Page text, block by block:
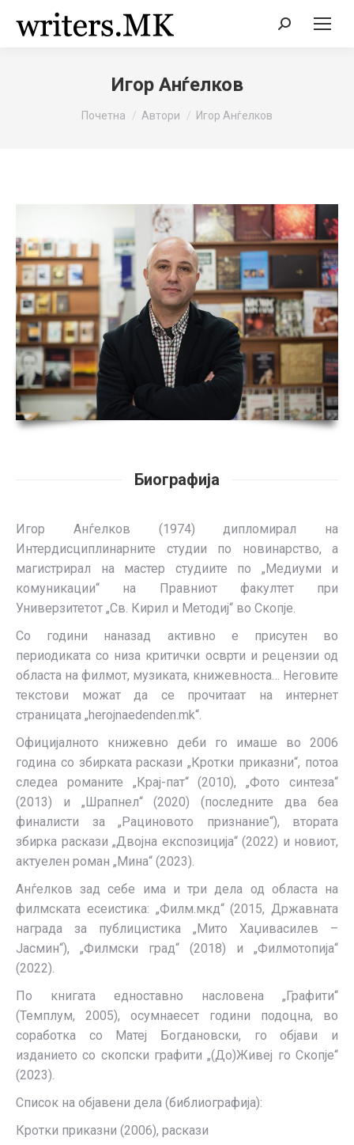
Search:
Игор Анѓелков
You are here:
Почетна Автори Игор Анѓелков
Биографија
Игор Анѓелков (1974) дипломирал на
Интердисциплинарните студии по новинарство, а
магистрирал на мастер студиите по „Медиуми и
комуникации“ на Правниот факултет при
Универзитетот „Св. Кирил и Методиј“ во Скопје.
Со години наназад активно е присутен во
периодиката со низа критички осврти и рецензии од
областа на филмот, музиката, книжевноста… Неговите
текстови можат да се прочитаат на интернет
страницата „herojnaedenden.mk“.
Официјалното книжевно деби го имаше во 2006
година со збирката раскази „Кротки приказни“, потоа
следеа романите „Крај-пат“ (2010), „Фото синтеза“
(2013) и „Шрапнел“ (2020) (последните два беа
финалисти за „Рациновото признание“), втората
збирка раскази „Двојна експозиција“ (2022) и новиот,
актуелен роман „Мина“ (2023).
Анѓелков зад себе има и три дела од областа на
филмската есеистика: „Филм.мкд“ (2015, Државната
награда за публицистика „Мито Хаџивасилев –
Јасмин“), „Филмски град“ (2018) и „Филмотопија“
(2022).
По книгата едноставно насловена „Графити“
(Темплум, 2005), осумнаесет години подоцна, во
соработка со Матеј Богдановски, го објави и
изданието со скопски графити „(До)Живеј го Скопје“
(2023).
Список на објавени дела (библиографија):
Кротки приказни (2006), раскази